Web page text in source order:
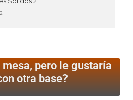
pero le gustaría
otra base?